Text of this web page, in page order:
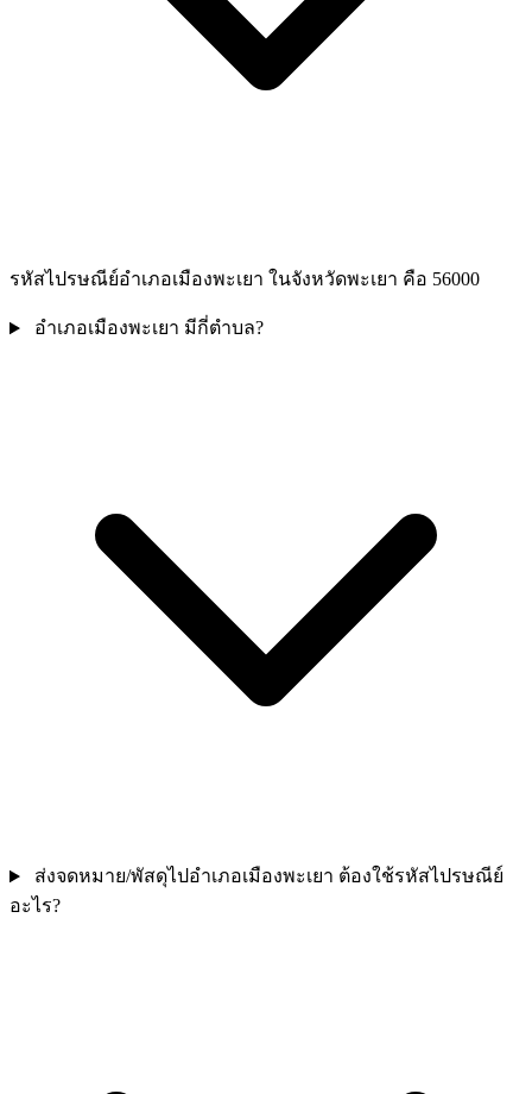
รหัสไปรษณีย์อำเภอเมืองพะเยา ในจังหวัดพะเยา คือ 56000
อำเภอเมืองพะเยา มีกี่ตำบล?
ส่งจดหมาย/พัสดุไปอำเภอเมืองพะเยา ต้องใช้รหัสไปรษณีย์
อะไร?